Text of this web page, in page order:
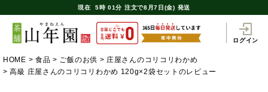
現在 5時 01分 注文で8月7日(金) 発送
ログイン
HOME 食品 ご飯のお供
庄屋さんのコリコリわかめ
高級 庄屋さんのコリコリわかめ 120g×2袋セットのレビュー